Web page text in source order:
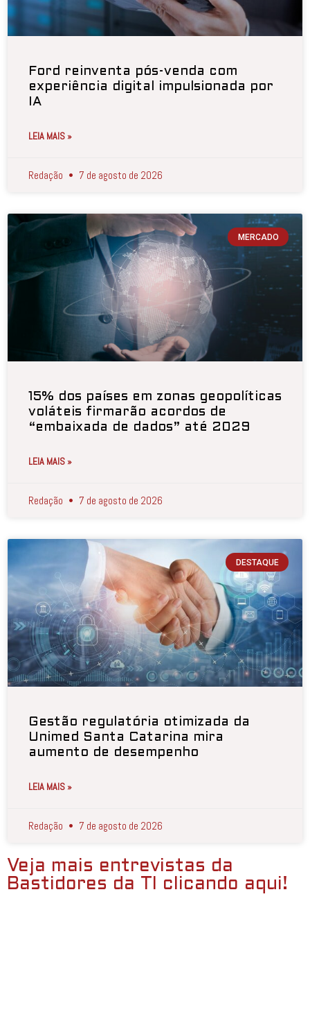
Ford reinventa pós-venda com
experiência digital impulsionada por
IA
LEIA MAIS »
Redação 7 de agosto de 2026
MERCADO
15% dos países em zonas geopolíticas
voláteis firmarão acordos de
“embaixada de dados” até 2029
LEIA MAIS »
Redação 7 de agosto de 2026
DESTAQUE
Gestão regulatória otimizada da
Unimed Santa Catarina mira
aumento de desempenho
LEIA MAIS »
Redação 7 de agosto de 2026
Veja mais entrevistas da
Bastidores da TI clicando aqui!